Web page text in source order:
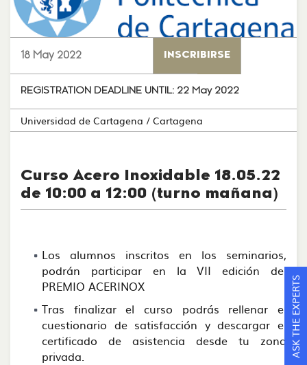
18 May 2022 INSCRIBIRSE
REGISTRATION DEADLINE UNTIL: 22 May 2022
Universidad de Cartagena / Cartagena
Curso Acero Inoxidable 18.05.22
de 10:00 a 12:00 (turno mañana)
Los alumnos inscritos en los seminarios,
podrán participar en la VII edición del
PREMIO ACERINOX
Tras finalizar el curso podrás rellenar el
cuestionario de satisfacción y descargar el
certificado de asistencia desde tu zona
privada.
ASK THE EXPERTS